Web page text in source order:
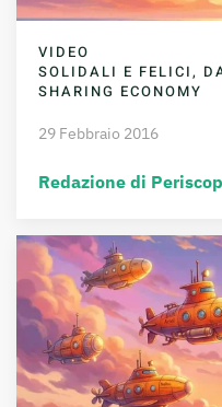
VIDEO
SOLIDALI E FELICI,
SHARING ECONOMY
29 Febbraio 2016
Redazione di